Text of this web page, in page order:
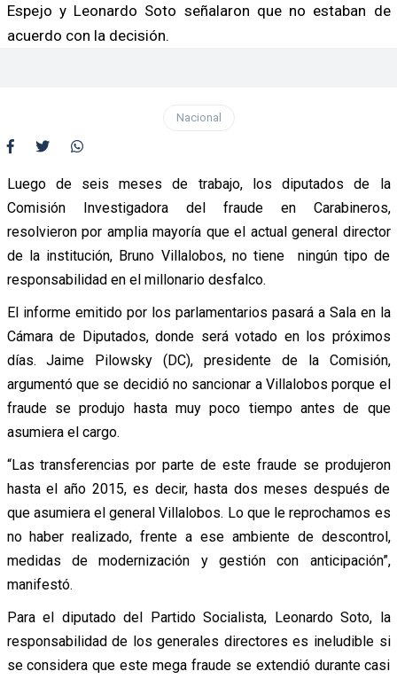
Espejo y Leonardo Soto señalaron que no estaban de
acuerdo con la decisión.
Nacional
Luego de seis meses de trabajo, los diputados de la
Comisión Investigadora del fraude en Carabineros,
resolvieron por amplia mayoría que el actual general director
de la institución, Bruno Villalobos, no tiene ningún tipo de
responsabilidad en el millonario desfalco.
El informe emitido por los parlamentarios pasará a Sala en la
Cámara de Diputados, donde será votado en los próximos
días. Jaime Pilowsky (DC), presidente de la Comisión,
argumentó que se decidió no sancionar a Villalobos porque el
fraude se produjo hasta muy poco tiempo antes de que
asumiera el cargo.
“Las transferencias por parte de este fraude se produjeron
hasta el año 2015, es decir, hasta dos meses después de
que asumiera el general Villalobos. Lo que le reprochamos es
no haber realizado, frente a ese ambiente de descontrol,
medidas de modernización y gestión con anticipación”,
manifestó.
Para el diputado del Partido Socialista, Leonardo Soto, la
responsabilidad de los generales directores es ineludible si
se considera que este mega fraude se extendió durante casi